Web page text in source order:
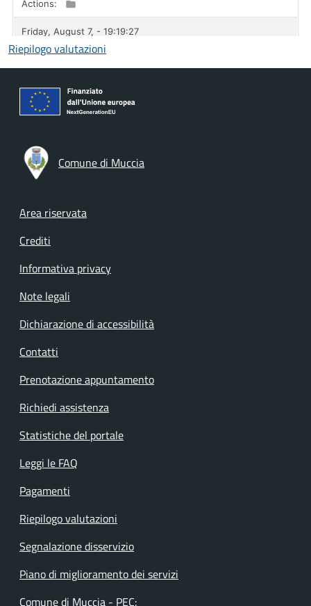
Riepilogo valutazioni
Comune di Muccia
Footer menu
Area riservata
Crediti
Informativa privacy
Note legali
Dichiarazione di accessibilità
Contatti
Prenotazione appuntamento
Richiedi assistenza
Statistiche del portale
Leggi le FAQ
Pagamenti
Riepilogo valutazioni
Segnalazione disservizio
Piano di miglioramento dei servizi
Comune di Muccia - PEC: